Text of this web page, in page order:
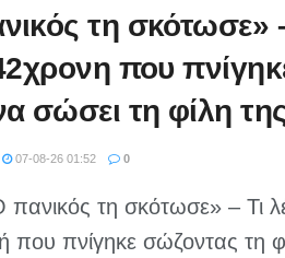
τη σκότωσε»
που
σώσει τη φίλη της
07-08-26 01:52 0
τη σκότωσε» – Τι
που πνίγηκε σώζοντας τη